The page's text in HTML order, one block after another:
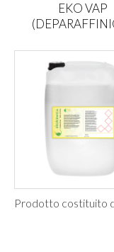
EKO VAP
Prodotto costituito